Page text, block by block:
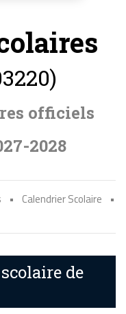
officiels
2028
• Calendrier Scolaire
•
de